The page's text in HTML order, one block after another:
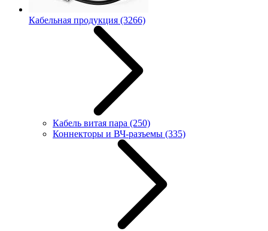
Кабельная продукция (3266)
Кабель витая пара (250)
Коннекторы и ВЧ-разъемы (335)